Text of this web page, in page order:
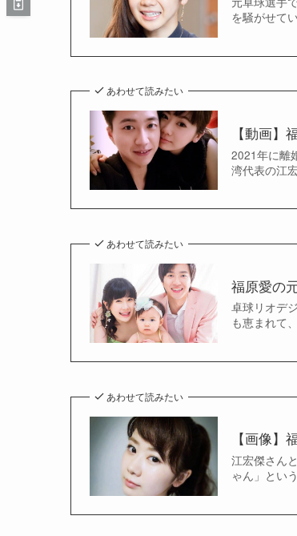
を騒がせて
【動画】
2021年に
湾代表の江
福原愛の
卓球リオデ
も恵まれて
【画像】
江宏傑さん
ゃん」とい